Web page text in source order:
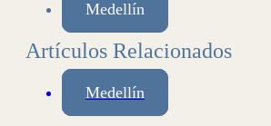
Medellín
Artículos Relacionados
Medellín